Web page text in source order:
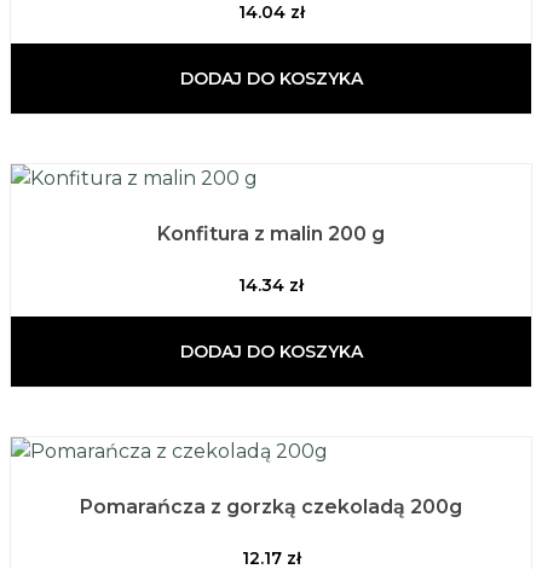
14.04 zł
DODAJ DO KOSZYKA
Konfitura z malin 200 g
14.34 zł
DODAJ DO KOSZYKA
Pomarańcza z gorzką czekoladą 200g
12.17 zł